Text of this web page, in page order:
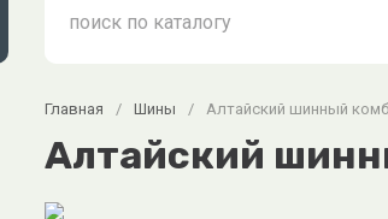
Главная / Шины / Алтайский шинный
Алтайский